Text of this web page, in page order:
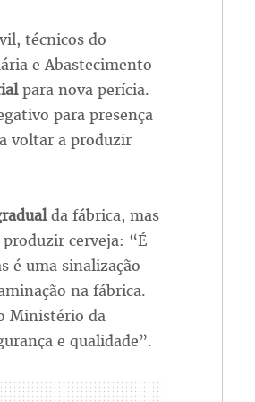
técnicos do
e Abastecimento
para nova perícia.
para presença
voltar a produzir
da fábrica, mas
cerveja: “É
é uma sinalização
na fábrica.
Ministério da
e qualidade”.